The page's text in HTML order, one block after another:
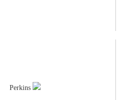
Perkins